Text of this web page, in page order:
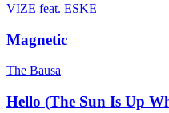
VIZE feat. ESKE
Magnetic
The Bausa
Hello (The Sun Is Up